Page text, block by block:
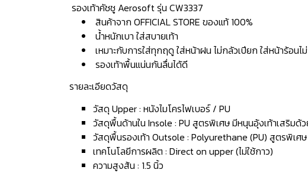
️ รองเท้าคัชชู Aerosoft รุ่น CW3337
สินค้าจาก OFFICIAL STORE ของแท้ 100%
น้ำหนักเบา ใส่สบายเท้า
เหมาะกับการใส่ทุกฤดู ใส่หน้าฝน ไม่กลัวเปียก ใส่หน้าร้อน
รองเท้าพื้นแน่นกันลื่นได้ดี
รายละเอียดวัสดุ
วัสดุ Upper : หนังไมโครไฟเบอร์ / PU
วัสดุพื้นด้านใน Insole : PU สูตรพิเศษ มีหนุนอุ้งเท้าเสริม
วัสดุพื้นรองเท้า Outsole : Polyurethane (PU) สูตรพิเศษ
เทคโนโลยีการผลิต : Direct on upper (ไม่ใช้กาว)
ความสูงส้น : 1.5 นิ้ว